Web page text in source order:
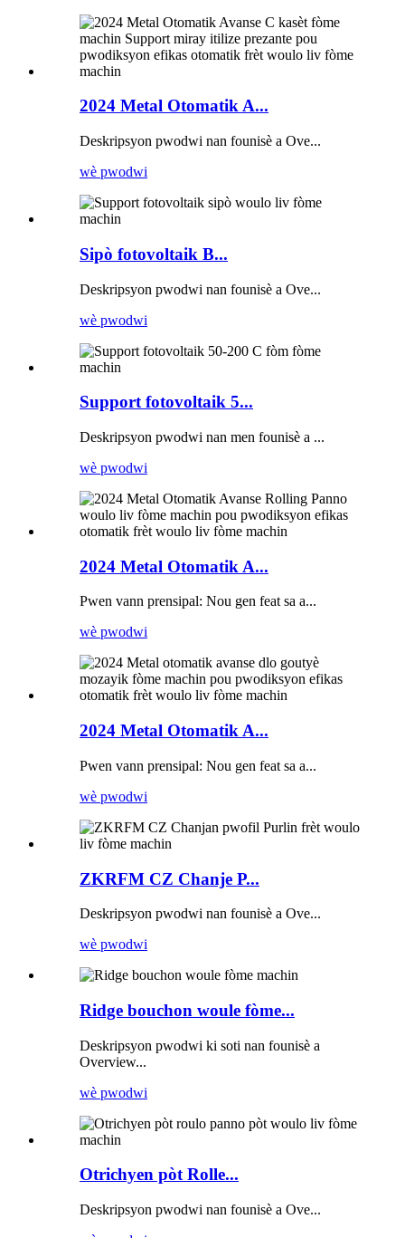
2024 Metal Otomatik A...
Deskripsyon pwodwi nan founisè a Ove...
wè pwodwi
Sipò fotovoltaik B...
Deskripsyon pwodwi nan founisè a Ove...
wè pwodwi
Support fotovoltaik 5...
Deskripsyon pwodwi nan men founisè a ...
wè pwodwi
2024 Metal Otomatik A...
Pwen vann prensipal: Nou gen feat sa a...
wè pwodwi
2024 Metal Otomatik A...
Pwen vann prensipal: Nou gen feat sa a...
wè pwodwi
ZKRFM CZ Chanje P...
Deskripsyon pwodwi nan founisè a Ove...
wè pwodwi
Ridge bouchon woule fòme...
Deskripsyon pwodwi ki soti nan founisè a
Overview...
wè pwodwi
Otrichyen pòt Rolle...
Deskripsyon pwodwi nan founisè a Ove...